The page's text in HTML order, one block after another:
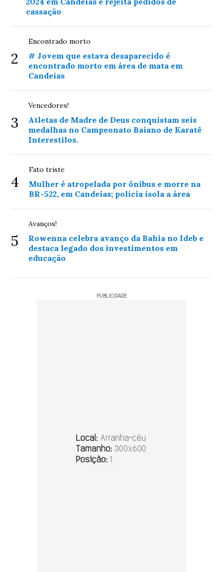
cassação
2
Encontrado morto
# Jovem que estava desaparecido é
encontrado morto em área de mata em
Candeias
3
Vencedores!
Atletas de Madre de Deus conquistam seis
medalhas no Campeonato Baiano de Karatê
Interestilos.
4
Fato triste
Mulher é atropelada por ônibus e morre na
BR-522, em Candeias; polícia isola a área
5
Avanços!
Rowenna celebra avanço da Bahia no Ideb e
destaca legado dos investimentos em
educação
PUBLICIDADE